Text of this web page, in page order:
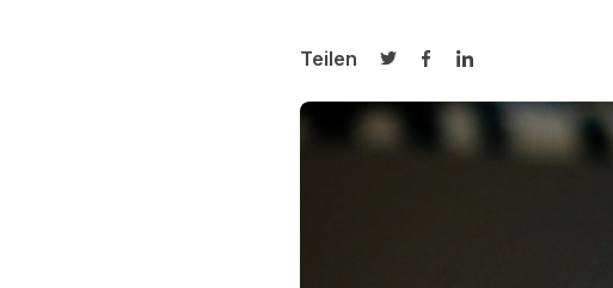
Teilen
Auf Twitter teilen
Auf Facebook teilen
Auf LinkedIn teilen